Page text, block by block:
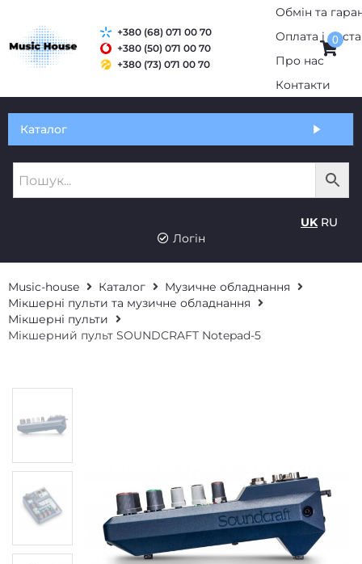
Обмін та гарантія
Про нас
+380 (50) 071 00 70
+380 (73) 071 00 70
0
RU
Логін
Музичне обладнання
Мікшерні пульти та музичне обладнання
Мікшерні пульти
Мікшерний пульт SOUNDCRAFT Notepad-5